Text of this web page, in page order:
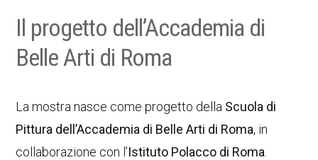
Il progetto dell’Accademia di
Belle Arti di Roma
La mostra nasce come progetto della Scuola di
Pittura dell’Accademia di Belle Arti di Roma, in
collaborazione con l’Istituto Polacco di Roma